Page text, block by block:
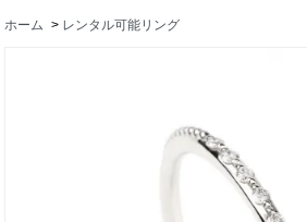
ホーム > レンタル可能リング